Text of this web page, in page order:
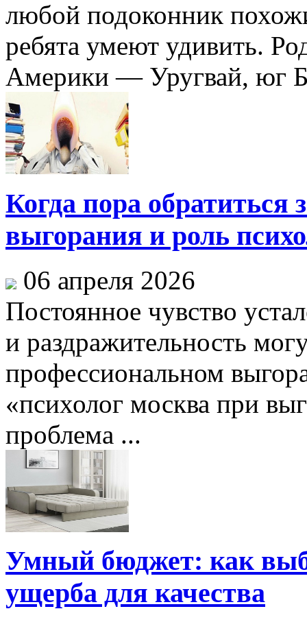
любой подоконник
ребята умеют удивить.
Америки — Уругвай, юг
Когда пора
выгорания и роль
06 апреля 2026
Постоянное чувство
и раздражительность
профессиональном
«психолог москва при
проблема ...
Умный бюджет: как
ущерба для качества